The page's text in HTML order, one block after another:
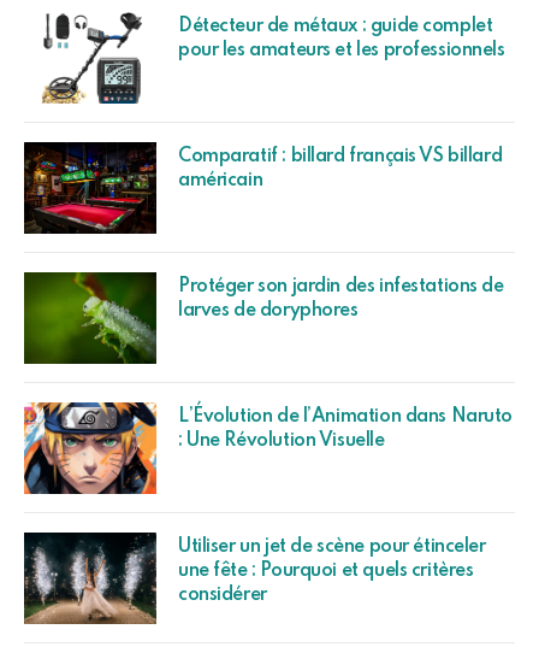
Détecteur de métaux : guide complet
pour les amateurs et les professionnels
Comparatif : billard français VS billard
américain
Protéger son jardin des infestations de
larves de doryphores
L’Évolution de l’Animation dans Naruto
: Une Révolution Visuelle
Utiliser un jet de scène pour étinceler
une fête : Pourquoi et quels critères
considérer